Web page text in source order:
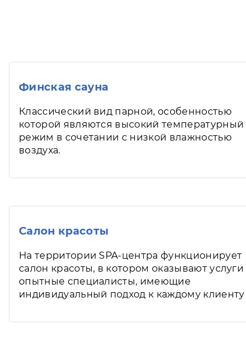
Финская сауна
Классический вид парной, особенностью
которой являются высокий температурный
режим в сочетании с низкой влажностью
воздуха.
Салон красоты
На территории SPA-центра функционирует
салон красоты, в котором оказывают услуги
опытные специалисты, имеющие
индивидуальный подход к каждому клиенту